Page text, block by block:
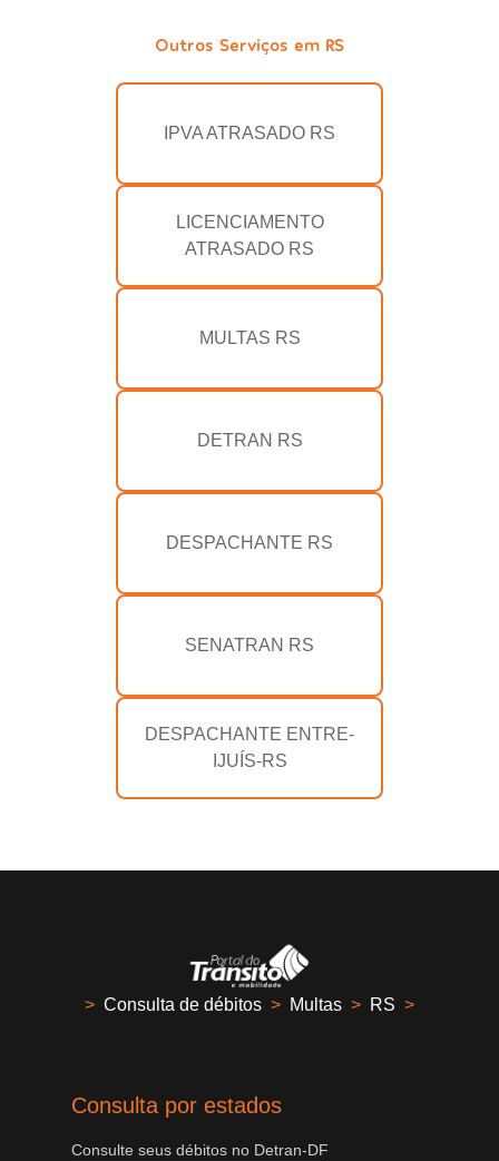
Outros Serviços em RS
IPVA ATRASADO RS
LICENCIAMENTO
ATRASADO RS
MULTAS RS
DETRAN RS
DESPACHANTE RS
SENATRAN RS
DESPACHANTE ENTRE-
IJUÍS-RS
> Consulta de débitos > Multas > RS >
Consulta por estados
Consulte seus débitos no Detran-DF